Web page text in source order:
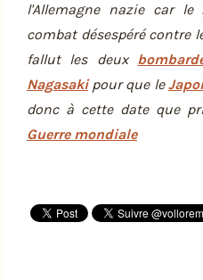
l'Allemagne nazie car
combat désespéré contre
fallut les deux
Nagasakipour que le
donc à cette date que
Guerre mondiale